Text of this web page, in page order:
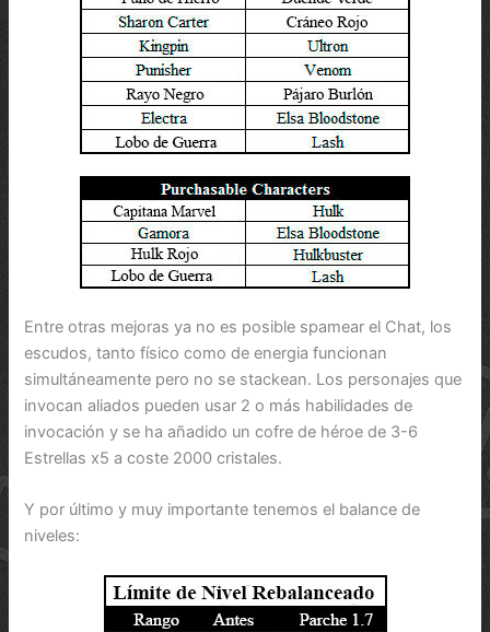
Entre otras mejoras ya no es posible spamear el Chat, los
escudos, tanto físico como de energia funcionan
simultáneamente pero no se stackean. Los personajes que
invocan aliados pueden usar 2 o más habilidades de
invocación y se ha añadido un cofre de héroe de 3-6
Estrellas x5 a coste 2000 cristales.
Y por último y muy importante tenemos el balance de
niveles: